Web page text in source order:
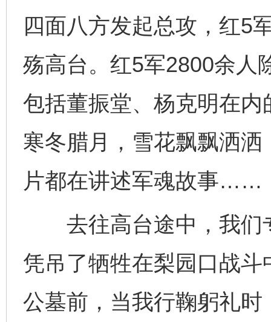
四面八方发起总攻，红5
殇高台。红5军2800余人
包括董振堂、杨克明在
寒冬腊月，雪花飘飘洒
片都在讲述军魂故事……
去往高台途中，我们
凭吊了牺牲在梨园口战
公墓前，当我行鞠躬礼